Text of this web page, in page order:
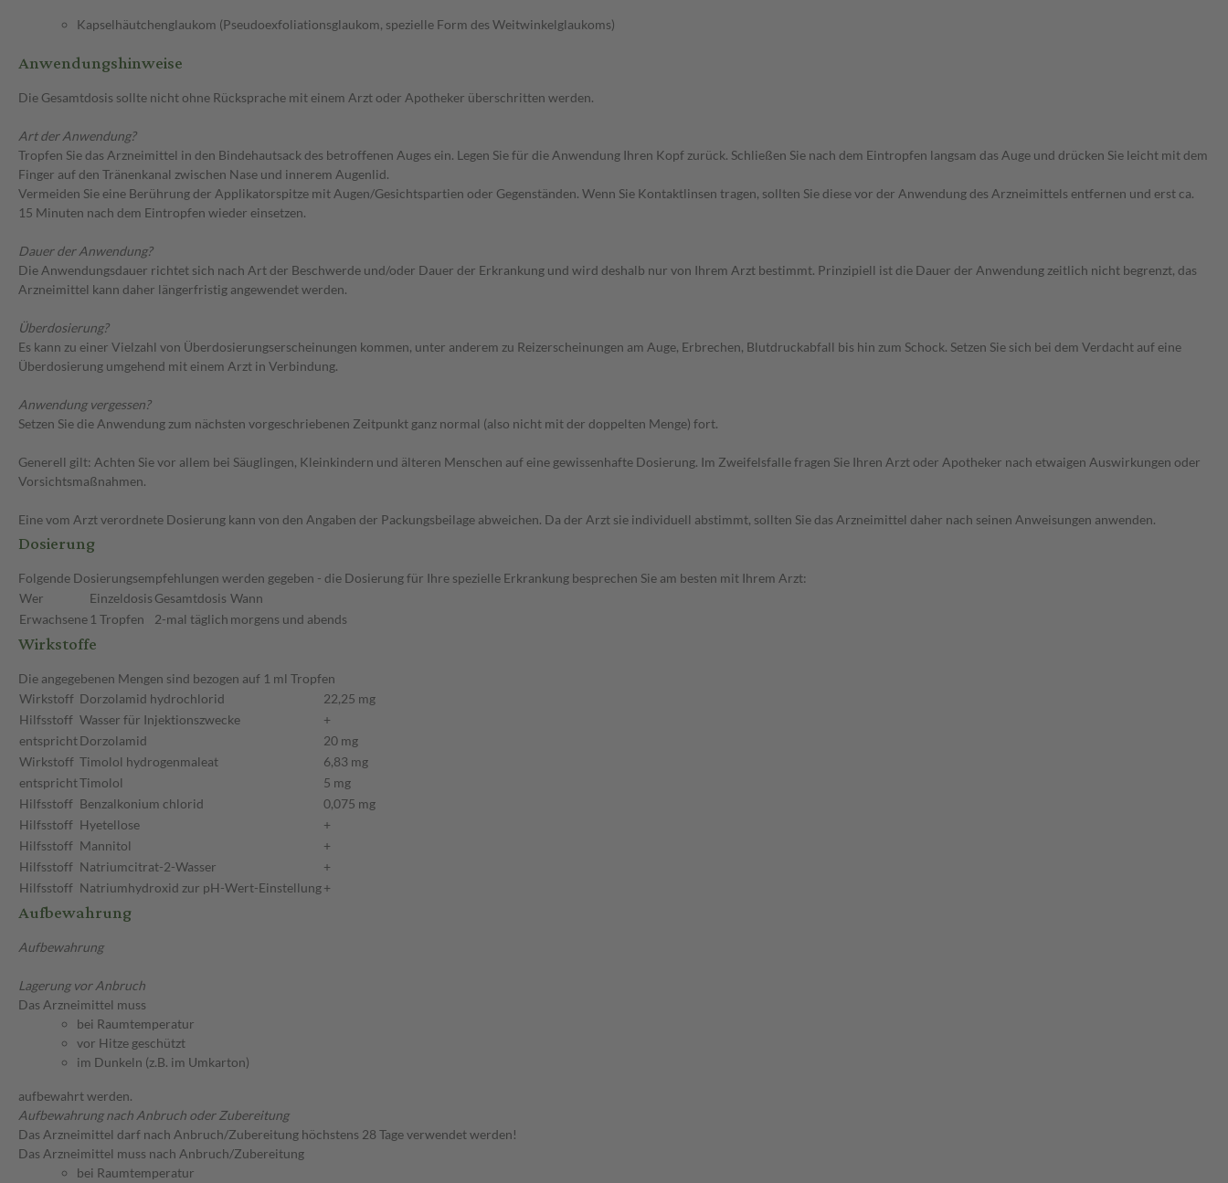
Kapselhäutchenglaukom (Pseudoexfoliationsglaukom, spezielle Form des Weitwinkelglaukoms)
Anwendungshinweise
Die Gesamtdosis sollte nicht ohne Rücksprache mit einem Arzt oder Apotheker überschritten werden.
Art der Anwendung?
Tropfen Sie das Arzneimittel in den Bindehautsack des betroffenen Auges ein. Legen Sie für die Anwendung Ihren Kopf zurück. Schließen Sie nach dem Eintropfen langsam das Auge und drücken Sie leicht mit dem
Finger auf den Tränenkanal zwischen Nase und innerem Augenlid.
Vermeiden Sie eine Berührung der Applikatorspitze mit Augen/Gesichtspartien oder Gegenständen. Wenn Sie Kontaktlinsen tragen, sollten Sie diese vor der Anwendung des Arzneimittels entfernen und erst ca.
15 Minuten nach dem Eintropfen wieder einsetzen.
Dauer der Anwendung?
Die Anwendungsdauer richtet sich nach Art der Beschwerde und/oder Dauer der Erkrankung und wird deshalb nur von Ihrem Arzt bestimmt. Prinzipiell ist die Dauer der Anwendung zeitlich nicht begrenzt, das
Arzneimittel kann daher längerfristig angewendet werden.
Überdosierung?
Es kann zu einer Vielzahl von Überdosierungserscheinungen kommen, unter anderem zu Reizerscheinungen am Auge, Erbrechen, Blutdruckabfall bis hin zum Schock. Setzen Sie sich bei dem Verdacht auf eine
Überdosierung umgehend mit einem Arzt in Verbindung.
Anwendung vergessen?
Setzen Sie die Anwendung zum nächsten vorgeschriebenen Zeitpunkt ganz normal (also nicht mit der doppelten Menge) fort.
Generell gilt: Achten Sie vor allem bei Säuglingen, Kleinkindern und älteren Menschen auf eine gewissenhafte Dosierung. Im Zweifelsfalle fragen Sie Ihren Arzt oder Apotheker nach etwaigen Auswirkungen oder
Vorsichtsmaßnahmen.
Eine vom Arzt verordnete Dosierung kann von den Angaben der Packungsbeilage abweichen. Da der Arzt sie individuell abstimmt, sollten Sie das Arzneimittel daher nach seinen Anweisungen anwenden.
Dosierung
Folgende Dosierungsempfehlungen werden gegeben - die Dosierung für Ihre spezielle Erkrankung besprechen Sie am besten mit Ihrem Arzt:
Wer
Einzeldosis Gesamtdosis Wann
Erwachsene 1 Tropfen 2-mal täglich morgens und abends
Wirkstoffe
Die angegebenen Mengen sind bezogen auf 1 ml Tropfen
Wirkstoff Dorzolamid hydrochlorid
22,25 mg
Hilfsstoff Wasser für Injektionszwecke
+
entsprichtDorzolamid
20 mg
Wirkstoff Timolol hydrogenmaleat
6,83 mg
entsprichtTimolol
5 mg
Hilfsstoff Benzalkonium chlorid
0,075 mg
Hilfsstoff Hyetellose
+
Hilfsstoff Mannitol
+
Hilfsstoff Natriumcitrat-2-Wasser
+
Hilfsstoff Natriumhydroxid zur pH-Wert-Einstellung+
Aufbewahrung
Aufbewahrung
Lagerung vor Anbruch
Das Arzneimittel muss
bei Raumtemperatur
vor Hitze geschützt
im Dunkeln (z.B. im Umkarton)
aufbewahrt werden.
Aufbewahrung nach Anbruch oder Zubereitung
Das Arzneimittel darf nach Anbruch/Zubereitung höchstens 28 Tage verwendet werden!
Das Arzneimittel muss nach Anbruch/Zubereitung
bei Raumtemperatur